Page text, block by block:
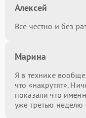
Алексей
Всё честно и без
Марина
Я в технике
что «накрутят».
показали что
уже третью неделю